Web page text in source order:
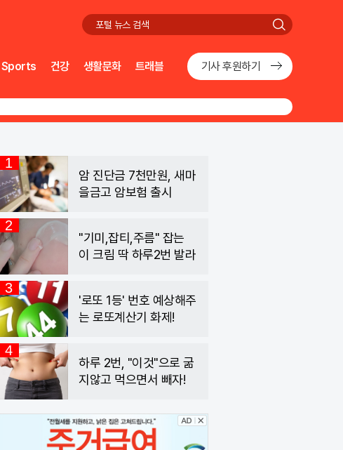
검
Sports 건강 생활문화 트래블 기사 후원하기
1
암 진단금 7천만원, 새마
을금고 암보험 출시
2
"기미,잡티,주름" 잡는
이 크림 딱 하루2번 발라
3
'로또 1등' 번호 예상해주
는 로또계산기 화제!
4
하루 2번, "이것"으로 굶
지않고 먹으면서 빼자!